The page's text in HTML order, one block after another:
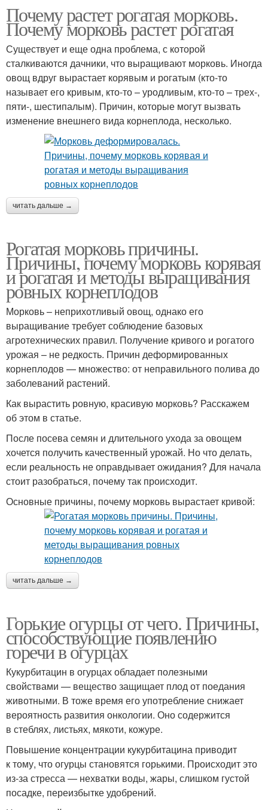
Почему растет рогатая морковь.
Почему морковь растет рогатая
Существует и еще одна проблема, с которой
сталкиваются дачники, что выращивают морковь. Иногда
овощ вдруг вырастает корявым и рогатым (кто-то
называет его кривым, кто-то – уродливым, кто-то – трех-,
пяти-, шестипалым). Причин, которые могут вызвать
изменение внешнего вида корнеплода, несколько.
читать дальше →
Рогатая морковь причины.
Причины, почему морковь корявая
и рогатая и методы выращивания
ровных корнеплодов
Морковь – неприхотливый овощ, однако его
выращивание требует соблюдение базовых
агротехнических правил. Получение кривого и рогатого
урожая – не редкость. Причин деформированных
корнеплодов — множество: от неправильного полива до
заболеваний растений.
Как вырастить ровную, красивую морковь? Расскажем
об этом в статье.
После посева семян и длительного ухода за овощем
хочется получить качественный урожай. Но что делать,
если реальность не оправдывает ожидания? Для начала
стоит разобраться, почему так происходит.
Основные причины, почему морковь вырастает кривой:
читать дальше →
Горькие огурцы от чего. Причины,
способствующие появлению
горечи в огурцах
Кукурбитацин в огурцах обладает полезными
свойствами — вещество защищает плод от поедания
животными. В тоже время его употребление снижает
вероятность развития онкологии. Оно содержится
в стеблях, листьях, мякоти, кожуре.
Повышение концентрации кукурбитацина приводит
к тому, что огурцы становятся горькими. Происходит это
из-за стресса — нехватки воды, жары, слишком густой
посадке, переизбытке удобрений.